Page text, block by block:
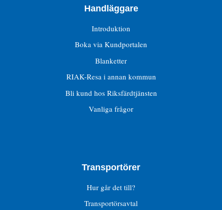
Handläggare
Introduktion
Boka via Kundportalen
Blanketter
RIAK-Resa i annan kommun
Bli kund hos Riksfärdtjänsten
Vanliga frågor
Transportörer
Hur går det till?
Transportörsavtal